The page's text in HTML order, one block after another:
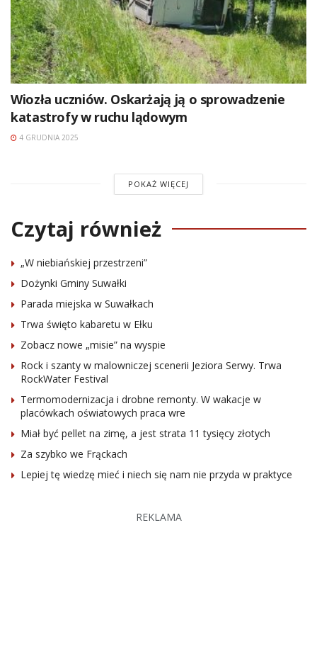
Wiozła uczniów. Oskarżają ją o sprowadzenie
katastrofy w ruchu lądowym
4 GRUDNIA 2025
POKAŻ WIĘCEJ
Czytaj również
„W niebiańskiej przestrzeni”
Dożynki Gminy Suwałki
Parada miejska w Suwałkach
Trwa święto kabaretu w Ełku
Zobacz nowe „misie” na wyspie
Rock i szanty w malowniczej scenerii Jeziora Serwy. Trwa
RockWater Festival
Termomodernizacja i drobne remonty. W wakacje w
placówkach oświatowych praca wre
Miał być pellet na zimę, a jest strata 11 tysięcy złotych
Za szybko we Frąckach
Lepiej tę wiedzę mieć i niech się nam nie przyda w praktyce
REKLAMA